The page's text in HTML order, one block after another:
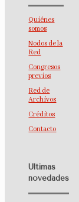
Quiénes
somos
Nodos de la
Red
Congresos
previos
Red de
Archivos
Créditos
Contacto
Últimas
novedades